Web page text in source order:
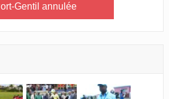
Gentil annulée